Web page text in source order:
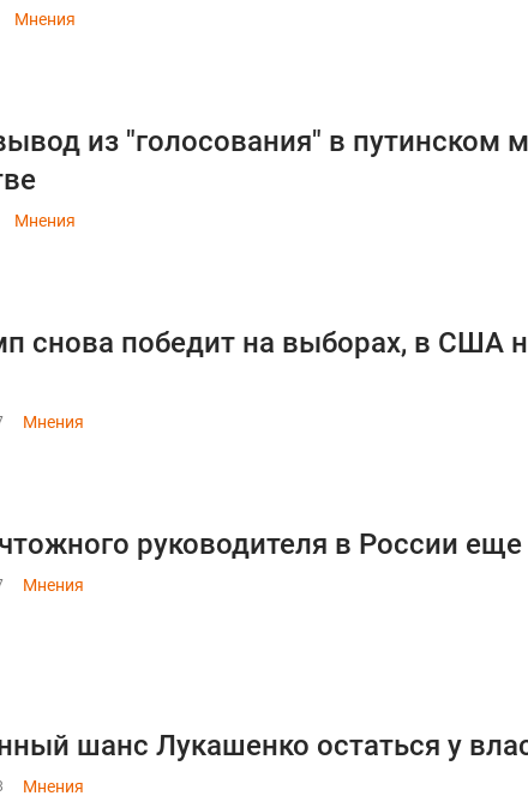
Мнения
из "голосования" в путинском
Мнения
снова победит на выборах, в США
Мнения
руководителя в России
Мнения
шанс Лукашенко остаться у
Мнения